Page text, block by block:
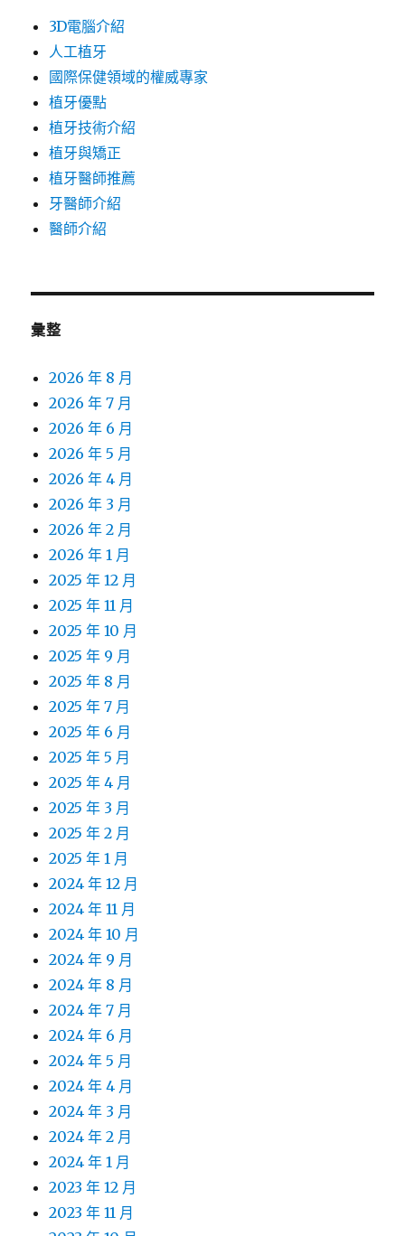
3D電腦介紹
人工植牙
國際保健領域的權威專家
植牙優點
植牙技術介紹
植牙與矯正
植牙醫師推薦
牙醫師介紹
醫師介紹
彙整
2026 年 8 月
2026 年 7 月
2026 年 6 月
2026 年 5 月
2026 年 4 月
2026 年 3 月
2026 年 2 月
2026 年 1 月
2025 年 12 月
2025 年 11 月
2025 年 10 月
2025 年 9 月
2025 年 8 月
2025 年 7 月
2025 年 6 月
2025 年 5 月
2025 年 4 月
2025 年 3 月
2025 年 2 月
2025 年 1 月
2024 年 12 月
2024 年 11 月
2024 年 10 月
2024 年 9 月
2024 年 8 月
2024 年 7 月
2024 年 6 月
2024 年 5 月
2024 年 4 月
2024 年 3 月
2024 年 2 月
2024 年 1 月
2023 年 12 月
2023 年 11 月